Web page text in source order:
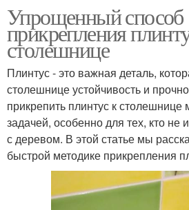
Упрощенный способ
прикрепления
столешнице
Плинтус - это важная деталь,
столешнице устойчивость и
прикрепить плинтус к
задачей, особенно для тех, кто не
с деревом. В этой статье мы
быстрой методике прикрепления